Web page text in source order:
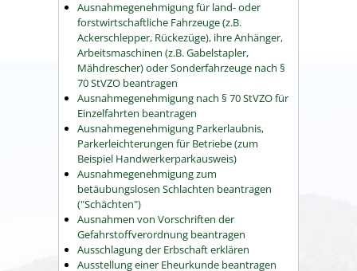
Ausnahmegenehmigung für land- oder
forstwirtschaftliche Fahrzeuge (z.B.
Ackerschlepper, Rückezüge), ihre Anhänger,
Arbeitsmaschinen (z.B. Gabelstapler,
Mähdrescher) oder Sonderfahrzeuge nach §
70 StVZO beantragen
Ausnahmegenehmigung nach § 70 StVZO für
Einzelfahrten beantragen
Ausnahmegenehmigung Parkerlaubnis,
Parkerleichterungen für Betriebe (zum
Beispiel Handwerkerparkausweis)
Ausnahmegenehmigung zum
betäubungslosen Schlachten beantragen
("Schächten")
Ausnahmen von Vorschriften der
Gefahrstoffverordnung beantragen
Ausschlagung der Erbschaft erklären
Ausstellung einer Eheurkunde beantragen